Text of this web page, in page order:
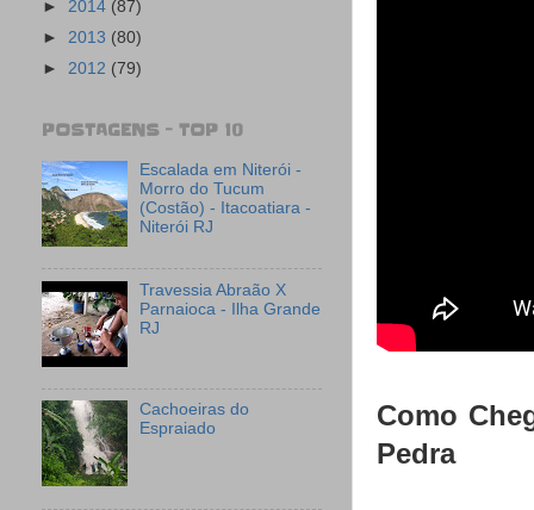
Como
Pedra
► 2014 (87)
► 2013 (80)
► 2012 (79)
POSTAGENS - TOP 10
Escalada em Niterói -
Morro do Tucum
(Costão) - Itacoatiara -
Niterói RJ
Travessia Abraão X
Parnaioca - Ilha Grande
RJ
Cachoeiras do
Espraiado